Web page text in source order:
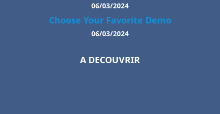
06/03/2024
Choose Your Favorite Demo
06/03/2024
A DECOUVRIR